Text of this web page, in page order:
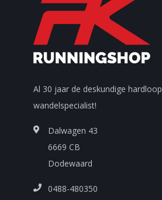
Al 30 jaar de deskundige
wandelspecialist!
Dalwagen 43
6669 CB
Dodewaard
0488-480350